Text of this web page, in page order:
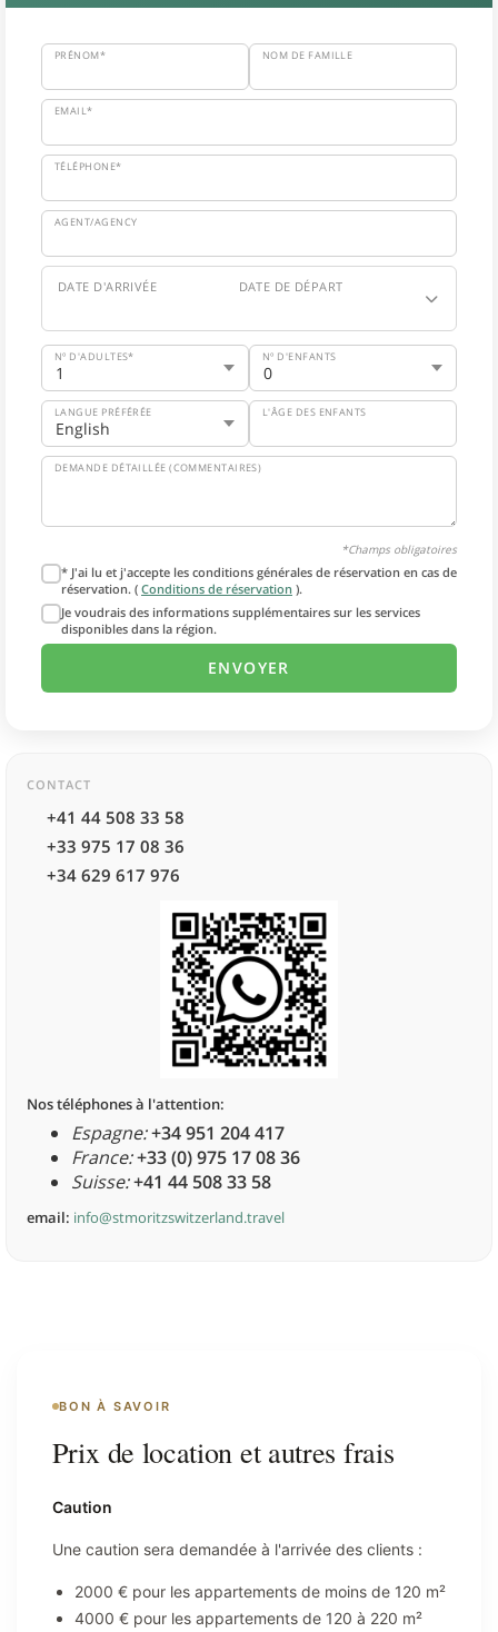
PRÉNOM* NOM DE FAMILLE
EMAIL*
TÉLÉPHONE*
AGENT/AGENCY
DATE D'ARRIVÉE DATE DE DÉPART
Nº D'ADULTES* Nº D'ENFANTS
LANGUE PRÉFÉRÉE L'ÂGE DES ENFANTS
DEMANDE DÉTAILLÉE (COMMENTAIRES)
*Champs obligatoires
* J'ai lu et j'accepte les conditions générales de réservation en cas de
réservation. ( Conditions de réservation ).
Je voudrais des informations supplémentaires sur les services
disponibles dans la région.
CONTACT
+41 44 508 33 58
+33 975 17 08 36
+34 629 617 976
Nos téléphones à l'attention:
Espagne:+34 951 204 417
France:+33 (0) 975 17 08 36
Suisse:+41 44 508 33 58
email: info@stmoritzswitzerland.travel
BON À SAVOIR
Prix de location et autres frais
Caution
Une caution sera demandée à l'arrivée des clients :
2000 € pour les appartements de moins de 120 m²
4000 € pour les appartements de 120 à 220 m²